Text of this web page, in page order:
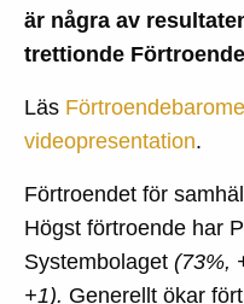
är några av
trettionde
Läs
videopresentation.
Förtroendet för
Högst förtroende har
Systembolaget (73%,
+1). Generellt ökar